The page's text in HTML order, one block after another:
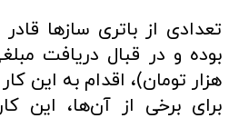
تعدادی از باتری سازها
هزار تومان)، اقدام به این
برای برخی از آن‌ها، این